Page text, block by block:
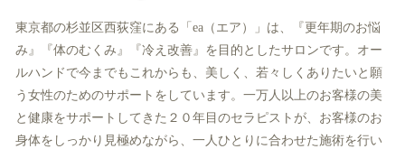
東京都の杉並区西荻窪にある「ea（エア）」は、『更年期のお悩
み』『体のむくみ』『冷え改善』を目的としたサロンです。オー
ルハンドで今までもこれからも、美しく、若々しくありたいと願
う女性のためのサポートをしています。一万人以上のお客様の美
と健康をサポートしてきた２０年目のセラピストが、お客様のお
身体をしっかり見極めながら、一人ひとりに合わせた施術を行い